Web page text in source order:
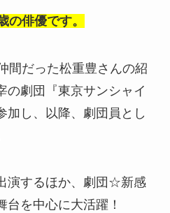
の俳優です。
間だった松重豊さんの紹
の劇団『東京サンシャイ
加し、以降、劇団員とし
演するほか、劇団☆新感
を中心に大活躍！